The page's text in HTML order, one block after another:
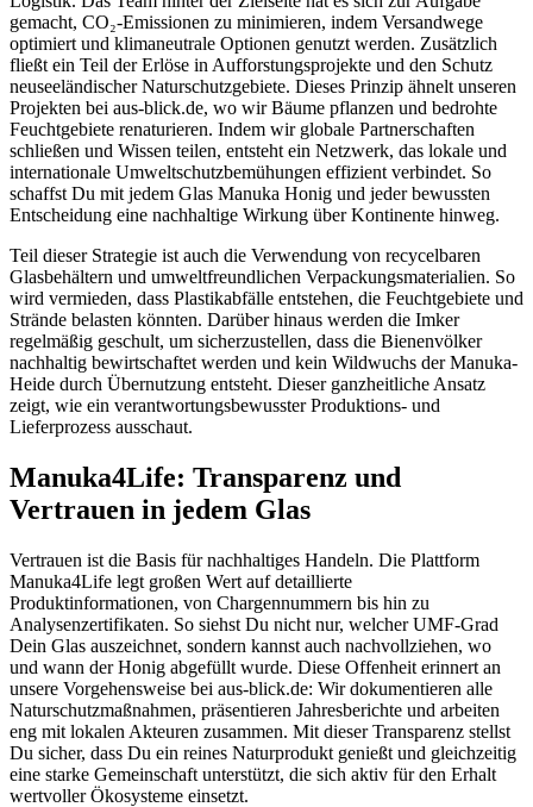
gemacht, CO₂-Emissionen zu minimieren, indem Versandwege
optimiert und klimaneutrale Optionen genutzt werden. Zusätzlich
fließt ein Teil der Erlöse in Aufforstungsprojekte und den Schutz
neuseeländischer Naturschutzgebiete. Dieses Prinzip ähnelt unseren
Projekten bei aus-blick.de, wo wir Bäume pflanzen und bedrohte
Feuchtgebiete renaturieren. Indem wir globale Partnerschaften
schließen und Wissen teilen, entsteht ein Netzwerk, das lokale und
internationale Umweltschutzbemühungen effizient verbindet. So
schaffst Du mit jedem Glas Manuka Honig und jeder bewussten
Entscheidung eine nachhaltige Wirkung über Kontinente hinweg.
Teil dieser Strategie ist auch die Verwendung von recycelbaren
Glasbehältern und umweltfreundlichen Verpackungsmaterialien. So
wird vermieden, dass Plastikabfälle entstehen, die Feuchtgebiete und
Strände belasten könnten. Darüber hinaus werden die Imker
regelmäßig geschult, um sicherzustellen, dass die Bienenvölker
nachhaltig bewirtschaftet werden und kein Wildwuchs der Manuka-
Heide durch Übernutzung entsteht. Dieser ganzheitliche Ansatz
zeigt, wie ein verantwortungsbewusster Produktions- und
Lieferprozess ausschaut.
Manuka4Life: Transparenz und
Vertrauen in jedem Glas
Vertrauen ist die Basis für nachhaltiges Handeln. Die Plattform
Manuka4Life legt großen Wert auf detaillierte
Produktinformationen, von Chargennummern bis hin zu
Analysenzertifikaten. So siehst Du nicht nur, welcher UMF-Grad
Dein Glas auszeichnet, sondern kannst auch nachvollziehen, wo
und wann der Honig abgefüllt wurde. Diese Offenheit erinnert an
unsere Vorgehensweise bei aus-blick.de: Wir dokumentieren alle
Naturschutzmaßnahmen, präsentieren Jahresberichte und arbeiten
eng mit lokalen Akteuren zusammen. Mit dieser Transparenz stellst
Du sicher, dass Du ein reines Naturprodukt genießt und gleichzeitig
eine starke Gemeinschaft unterstützt, die sich aktiv für den Erhalt
wertvoller Ökosysteme einsetzt.